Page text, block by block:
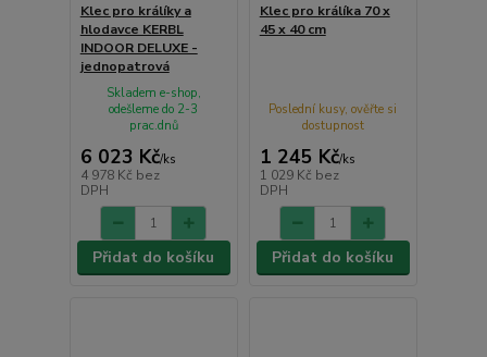
Klec pro králíky a
hlodavce KERBL
INDOOR DELUXE -
jednopatrová
6 023 Kč/ks
4 978 Kč bez
DPH
Skladem e-shop,
odešleme do 2-3
prac.dnů
Přidat do košíku
Klec pro králíka 70 x
45 x 40 cm
1 245 Kč/ks
1 029 Kč bez
DPH
Poslední kusy, ověřte si
dostupnost
Přidat do košíku